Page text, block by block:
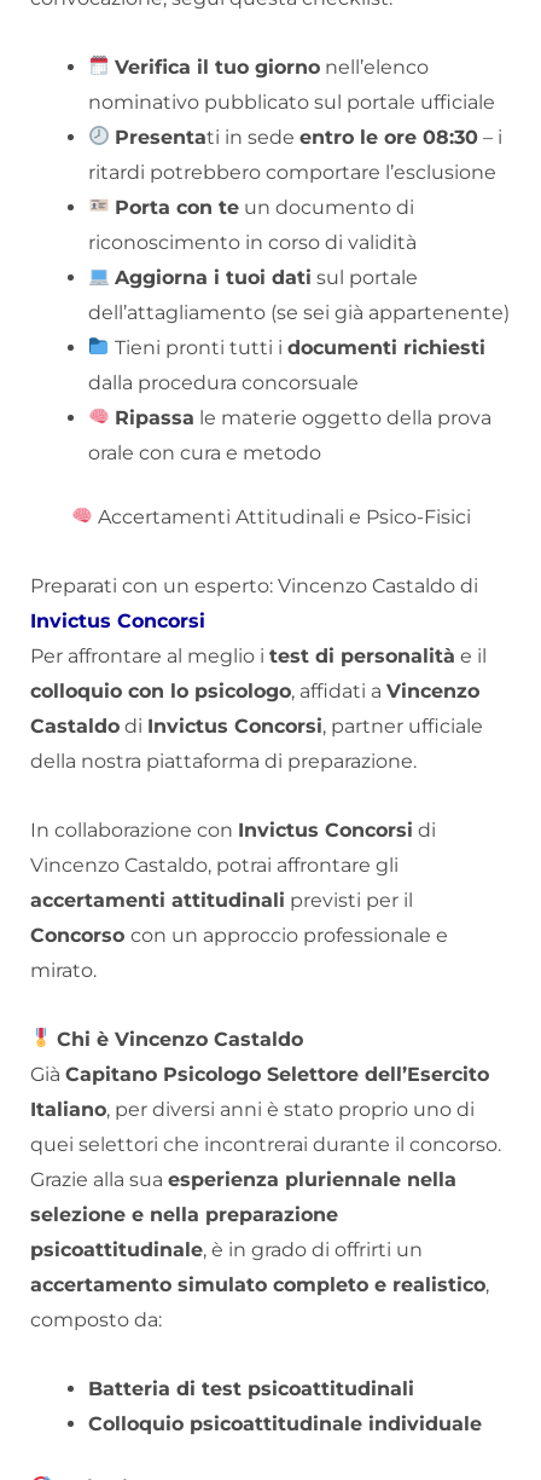
Verifica il tuo giorno nell’elenco
nominativo pubblicato sul portale ufficiale
Presentati in sedeentro le ore 08:30 – i
ritardi potrebbero comportare l’esclusione
Porta con te un documento di
riconoscimento in corso di validità
Aggiorna i tuoi dati sul portale
dell’attagliamento (se sei già appartenente)
Tieni pronti tutti idocumenti richiesti
dalla procedura concorsuale
Ripassa le materie oggetto della prova
orale con cura e metodo
Accertamenti Attitudinali e Psico-Fisici
Preparati con un esperto: Vincenzo Castaldo di
Invictus Concorsi
Per affrontare al meglio i test di personalità e il
colloquio con lo psicologo, affidati a Vincenzo
Castaldo di Invictus Concorsi, partner ufficiale
della nostra piattaforma di preparazione.
In collaborazione con Invictus Concorsi di
Vincenzo Castaldo, potrai affrontare gli
accertamenti attitudinali previsti per il
Concorso con un approccio professionale e
mirato.
Chi è Vincenzo Castaldo
Già Capitano Psicologo Selettore dell’Esercito
Italiano, per diversi anni è stato proprio uno di
quei selettori che incontrerai durante il concorso.
Grazie alla sua esperienza pluriennale nella
selezione e nella preparazione
psicoattitudinale, è in grado di offrirti un
accertamento simulato completo e realistico,
composto da:
Batteria di test psicoattitudinali
Colloquio psicoattitudinale individuale